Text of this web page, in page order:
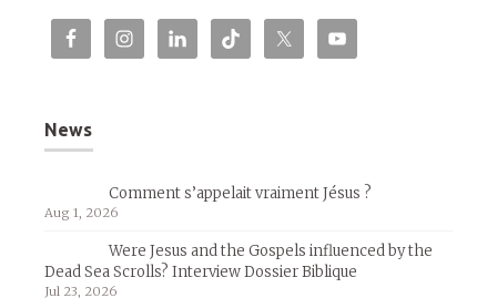
News
Comment s’appelait vraiment Jésus ?
Aug 1, 2026
Were Jesus and the Gospels influenced by the
Dead Sea Scrolls? Interview Dossier Biblique
Jul 23, 2026